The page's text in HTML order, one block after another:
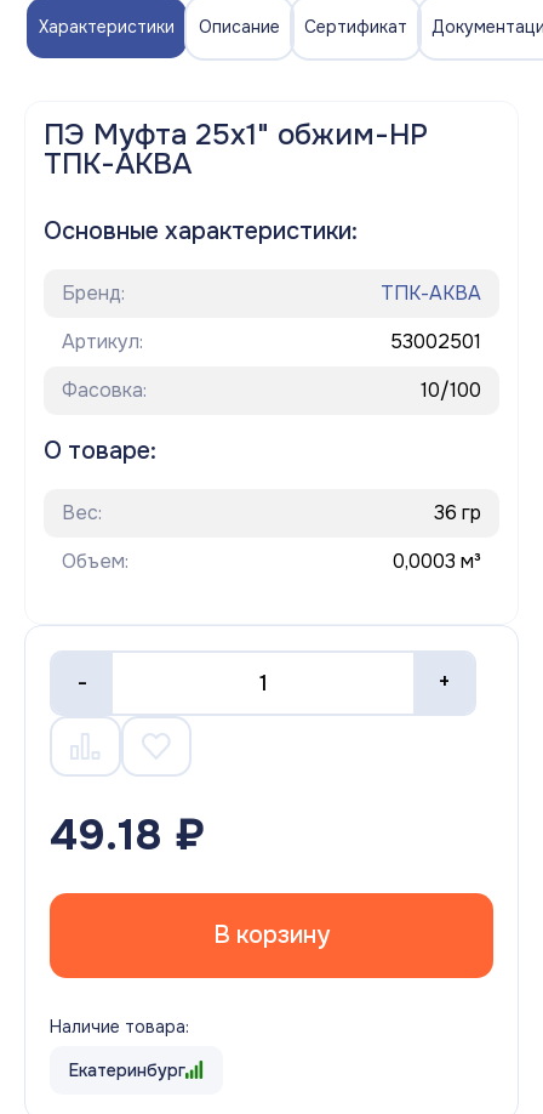
Характеристики Описание Сертификат
ПЭ Муфта 25х1" обжим-НР
ТПК-АКВА
Основные характеристики:
Бренд:
ТПК-АКВА
Артикул:
53002501
Фасовка:
10/100
О товаре:
Вес:
36 гр
Объем:
0,0003 м³
- +
49.18 ₽
В корзину
Наличие товара:
Екатеринбург